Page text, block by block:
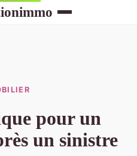
pour un
un sinistre